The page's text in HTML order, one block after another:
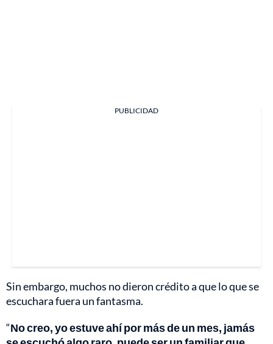
PUBLICIDAD
Sin embargo, muchos no dieron crédito a que lo que se
escuchara fuera un fantasma.
“No creo, yo estuve ahí por más de un mes, jamás